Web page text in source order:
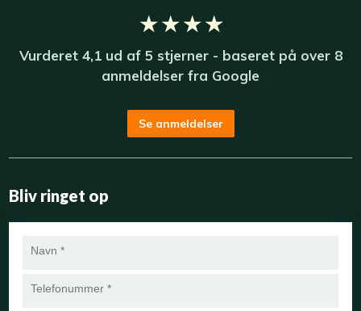
★ ★ ★ ★
Vurderet​ 4,1​ u​d af 5 stjerner - baseret på over 8
anmeldelser fra ​ Google
Se anmeldelser
Bliv ringet op